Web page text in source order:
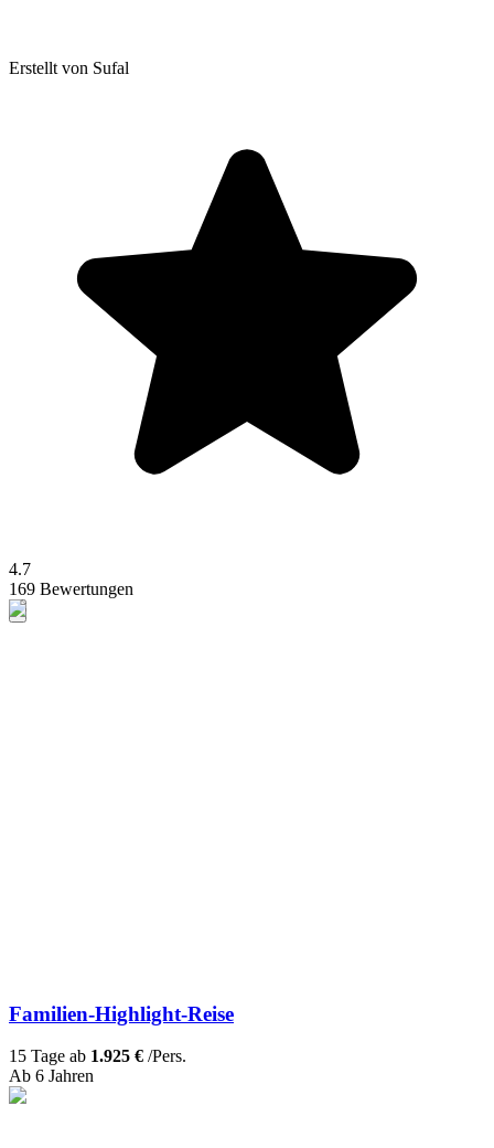
Erstellt von Sufal
4.7
169 Bewertungen
Familien-Highlight-Reise
15 Tage ab 1.925 € /Pers.
Ab 6 Jahren